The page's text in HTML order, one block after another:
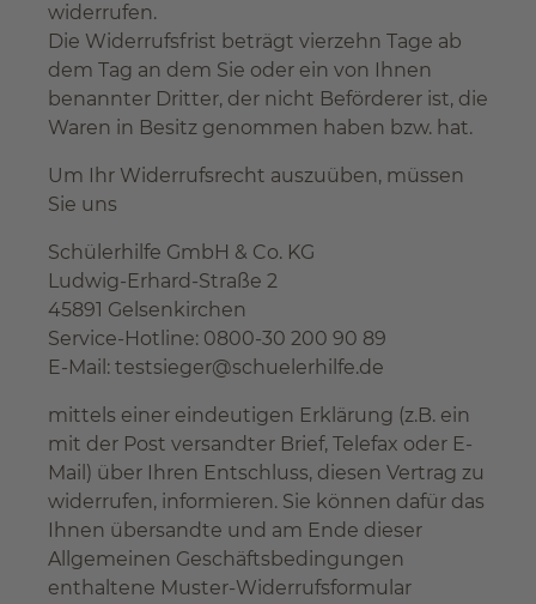
widerrufen.
Die Widerrufsfrist beträgt vierzehn Tage ab
dem Tag an dem Sie oder ein von Ihnen
benannter Dritter, der nicht Beförderer ist, die
Waren in Besitz genommen haben bzw. hat.
Um Ihr Widerrufsrecht auszuüben, müssen
Sie uns
Schülerhilfe GmbH & Co. KG
Ludwig-Erhard-Straße 2
45891 Gelsenkirchen
Service-Hotline: 0800-30 200 90 89
E-Mail: testsieger@schuelerhilfe.de
mittels einer eindeutigen Erklärung (z.B. ein
mit der Post versandter Brief, Telefax oder E-
Mail) über Ihren Entschluss, diesen Vertrag zu
widerrufen, informieren. Sie können dafür das
Ihnen übersandte und am Ende dieser
Allgemeinen Geschäftsbedingungen
enthaltene Muster-Widerrufsformular